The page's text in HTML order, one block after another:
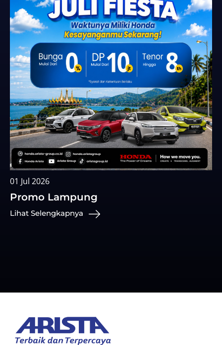
01 Jul 2026
Promo Lampung
Lihat Selengkapnya